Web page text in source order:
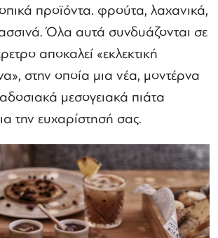
προϊόντα. φρούτα, λαχανικά,
Όλα αυτά συνδυάζονται σε
αποκαλεί «εκλεκτική
στην οποία μια νέα, μοντέρνα
μεσογειακά πιάτα
την ευχαρίστησή σας.